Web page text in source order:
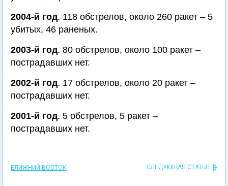
2004-й год. 118 обстрелов, около 260 ракет – 5
убитых, 46 раненых.
2003-й год. 80 обстрелов, около 100 ракет –
пострадавших нет.
2002-й год. 17 обстрелов, около 20 ракет –
пострадавших нет.
2001-й год. 5 обстрелов, 5 ракет –
пострадавших нет.
БЛИЖНИЙ ВОСТОК СЛЕДУЮЩАЯ СТАТЬЯ